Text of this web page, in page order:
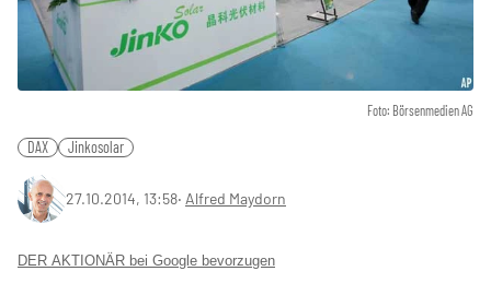
Foto: Börsenmedien AG
DAX Jinkosolar
27.10.2014, 13:58‧ Alfred Maydorn
DER AKTIONÄR bei Google bevorzugen